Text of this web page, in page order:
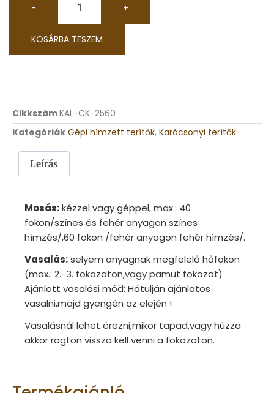
- +
KOSÁRBA TESZEM
CikkszámKAL-CK-2560
Kategóriák Gépi hímzett terítők, Karácsonyi terítők
Leírás
Mosás:kézzel vagy géppel, max.: 40
fokon/színes és fehér anyagon színes
hímzés/,60 fokon /fehér anyagon fehér hímzés/.
Vasalás:selyem anyagnak megfelelő hőfokon
(max.: 2.-3. fokozaton,vagy pamut fokozat)
Ajánlott vasalási mód: Hátulján ajánlatos
vasalni,majd gyengén az elején !
Vasalásnál lehet érezni,mikor tapad,vagy húzza
akkor rögtön vissza kell venni a fokozaton.